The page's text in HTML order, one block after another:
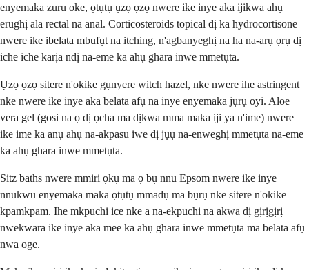
enyemaka zuru oke, ọtụtụ ụzọ ọzọ nwere ike inye aka ijikwa ahụ
erughị ala rectal na anal. Corticosteroids topical dị ka hydrocortisone
nwere ike ibelata mbufụt na itching, n'agbanyeghị na ha na-arụ ọrụ dị
iche iche karịa ndị na-eme ka ahụ ghara inwe mmetụta.
Ụzọ ọzọ sitere n'okike gụnyere witch hazel, nke nwere ihe astringent
nke nwere ike inye aka belata afụ na inye enyemaka jụrụ oyi. Aloe
vera gel (gosi na ọ dị ọcha ma dịkwa mma maka iji ya n'ime) nwere
ike ime ka anụ ahụ na-akpasu iwe dị jụụ na-enweghị mmetụta na-eme
ka ahụ ghara inwe mmetụta.
Sitz baths nwere mmiri ọkụ ma ọ bụ nnu Epsom nwere ike inye
nnukwu enyemaka maka ọtụtụ mmadụ ma bụrụ nke sitere n'okike
kpamkpam. Ihe mkpuchi ice nke a na-ekpuchi na akwa dị gịrịgịrị
nwekwara ike inye aka mee ka ahụ ghara inwe mmetụta ma belata afụ
nwa oge.